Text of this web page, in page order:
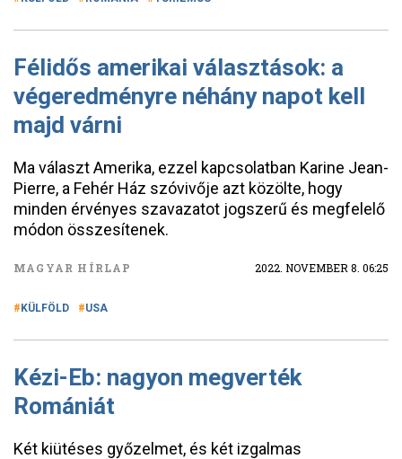
Félidős amerikai választások: a
végeredményre néhány napot kell
majd várni
Ma választ Amerika, ezzel kapcsolatban Karine Jean-
Pierre, a Fehér Ház szóvivője azt közölte, hogy
minden érvényes szavazatot jogszerű és megfelelő
módon összesítenek.
MAGYAR HÍRLAP 2022. NOVEMBER 8. 06:25
KÜLFÖLD USA
Kézi-Eb: nagyon megverték
Romániát
Két kiütéses győzelmet, és két izgalmas